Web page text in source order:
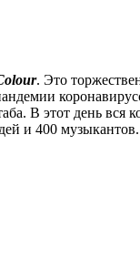
. Это
В этот день вся
и 400 музыкантов.